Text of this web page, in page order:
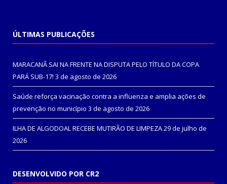
ÚLTIMAS PUBLICAÇÕES
MARACANÃ SAI NA FRENTE NA DISPUTA PELO TÍTULO DA COPA
PARÁ SUB-17! 3 de agosto de 2026
Saúde reforça vacinação contra a influenza e amplia ações de
prevenção no município 3 de agosto de 2026
ILHA DE ALGODOAL RECEBE MUTIRÃO DE LIMPEZA29 de julho de
2026
DESENVOLVIDO POR CR2